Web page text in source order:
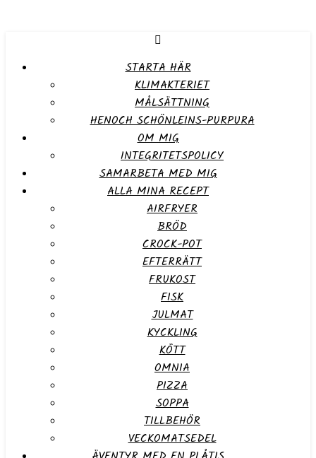
STARTA HÄR
KLIMAKTERIET
MÅLSÄTTNING
HENOCH SCHÖNLEINS-PURPURA
OM MIG
INTEGRITETSPOLICY
SAMARBETA MED MIG
ALLA MINA RECEPT
AIRFRYER
BRÖD
CROCK-POT
EFTERRÄTT
FRUKOST
FISK
JULMAT
KYCKLING
KÖTT
OMNIA
PIZZA
SOPPA
TILLBEHÖR
VECKOMATSEDEL